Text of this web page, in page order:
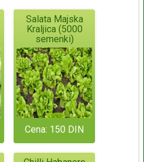
Salata Majska
Kraljica (5000
semenki)
Cena: 150 DIN